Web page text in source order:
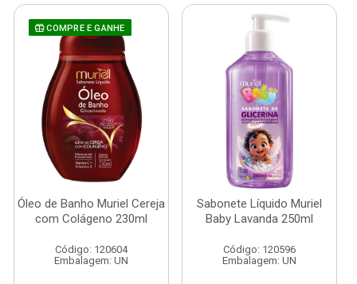
COMPRE E GANHE
Óleo de Banho Muriel Cereja
com Colágeno 230ml
Código: 120604
Embalagem: UN
Sabonete Líquido Muriel
Baby Lavanda 250ml
Código: 120596
Embalagem: UN